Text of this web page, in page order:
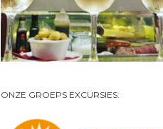
ONZE GROEPS EXCURSIES: